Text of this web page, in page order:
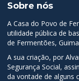
Sobre nós
A Casa do Povo de
utilidade pública de
de Fermentões,
A sua criação, por
Segurança Social,
da vontade de alguns